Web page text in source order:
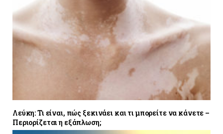
Λεύκη: Τι είναι, πώς ξεκινάει και τι μπορείτε να κάνετε –
Περιορίζεται η εξάπλωση;